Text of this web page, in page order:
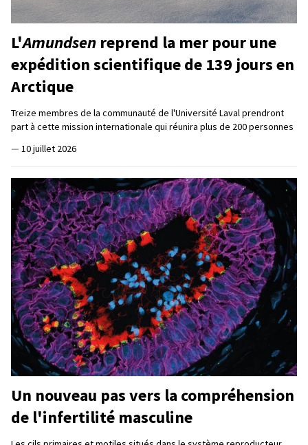
L'Amundsen reprend la mer pour une
expédition scientifique de 139 jours en
Arctique
Treize membres de la communauté de l'Université Laval prendront
part à cette mission internationale qui réunira plus de 200 personnes
— 10 juillet 2026
Un nouveau pas vers la compréhension
de l'infertilité masculine